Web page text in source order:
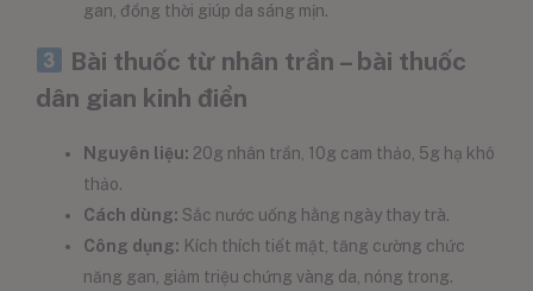
gan, đồng thời giúp da sáng mịn.
Bài thuốc từ nhân trần – bài thuốc
dân gian kinh điển
Nguyên liệu: 20g nhân trần, 10g cam thảo, 5g hạ khô
thảo.
Cách dùng: Sắc nước uống hằng ngày thay trà.
Công dụng: Kích thích tiết mật, tăng cường chức
năng gan, giảm triệu chứng vàng da, nóng trong.